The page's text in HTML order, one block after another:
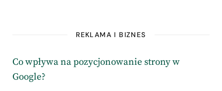
REKLAMA I BIZNES
Co wpływa na pozycjonowanie strony w
Google?